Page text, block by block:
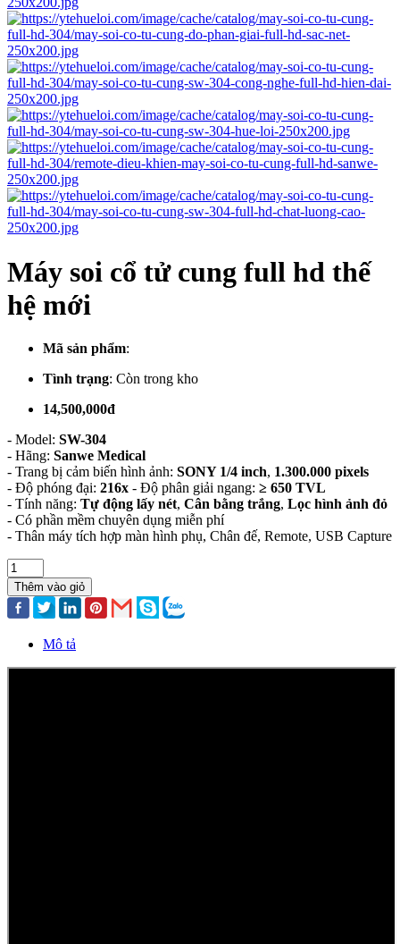
Máy soi cổ tử cung full hd thế
hệ mới
Mã sản phẩm:
Tình trạng: Còn trong kho
14,500,000đ
- Model: SW-304
- Hãng: Sanwe Medical
- Trang bị cảm biến hình ảnh: SONY 1/4 inch, 1.300.000 pixels
- Độ phóng đại: 216x - Độ phân giải ngang: ≥ 650 TVL
- Tính năng: Tự động lấy nét, Cân bằng trắng, Lọc hình ảnh đỏ
- Có phần mềm chuyên dụng miễn phí
- Thân máy tích hợp màn hình phụ, Chân đế, Remote, USB Capture
Thêm vào giỏ
Mô tả